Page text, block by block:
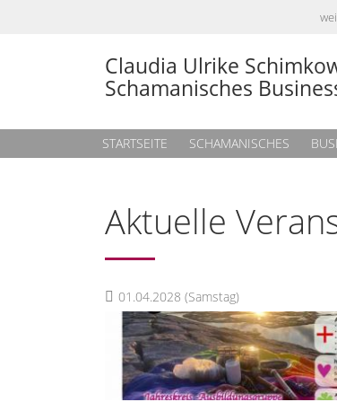
Claudia Ulrike
Schamanisches
STARTSEITE SCHAMANISCHES
Aktuelle
01.04.2028 (Samstag)